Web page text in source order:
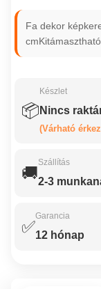
Fa dekor
📦
Készlet
Nincs
(Várható
🚚
Szállítás
2-3
✅
Garancia
12 hónap